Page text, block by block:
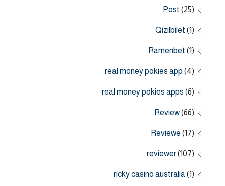
Post (25)
Qizilbilet (1)
Ramenbet (1)
real money pokies app (4)
real money pokies apps (6)
Review(66)
Reviewe (17)
reviewer(107)
ricky casino australia(1)